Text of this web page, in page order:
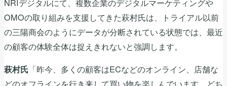
NRIデジタルにて、複数企業のデジタルマーケティングや
OMOの取り組みを支援してきた萩村氏は、トライアル以前
の三陽商会のようにデータが分断されている状態では、最近
の顧客の体験全体は捉えきれないと強調します。
萩村氏 「昨今、多くの顧客はECなどのオンライン、店舗な